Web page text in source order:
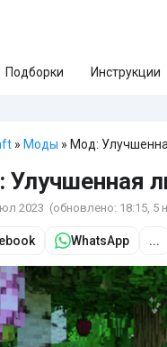
Подборки Инструкции
» Моды » Мод:
2023 (обновлено: 18:15, 5
WhatsApp ...